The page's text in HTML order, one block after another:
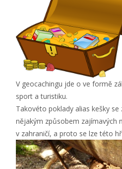
V geocachingu jde o ve formě
sport a turistiku.
Takovéto poklady alias kešky se
nějakým způsobem zajímavých
v zahraničí, a proto se lze této